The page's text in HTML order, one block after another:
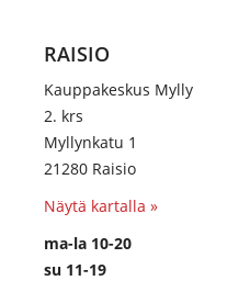
RAISIO
Kauppakeskus Mylly
2. krs
Myllynkatu 1
21280 Raisio
Näytä kartalla »
ma-la 10-20
su 11-19